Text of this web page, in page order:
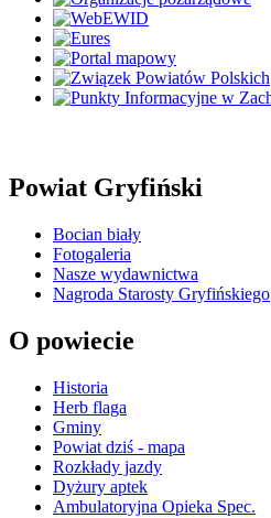
Powiat Gryfiński
Bocian biały
Fotogaleria
Nasze wydawnictwa
Nagroda Starosty Gryfińskiego
O powiecie
Historia
Herb flaga
Gminy
Powiat dziś - mapa
Rozkłady jazdy
Dyżury aptek
Ambulatoryjna Opieka Spec.